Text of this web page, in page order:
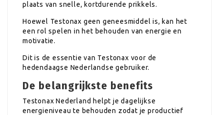
plaats van snelle, kortdurende prikkels.
Hoewel Testonax geen geneesmiddel is, kan het
een rol spelen in het behouden van energie en
motivatie.
Dit is de essentie van Testonax voor de
hedendaagse Nederlandse gebruiker.
De belangrijkste benefits
Testonax Nederland helpt je dagelijkse
energieniveau te behouden zodat je productief